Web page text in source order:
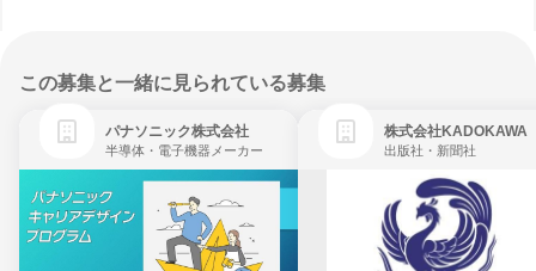
この募集と一緒に見られている募集
パナソニック株式会社
半導体・電子機器メーカー
株式会社KADOKAWA
出版社・新聞社